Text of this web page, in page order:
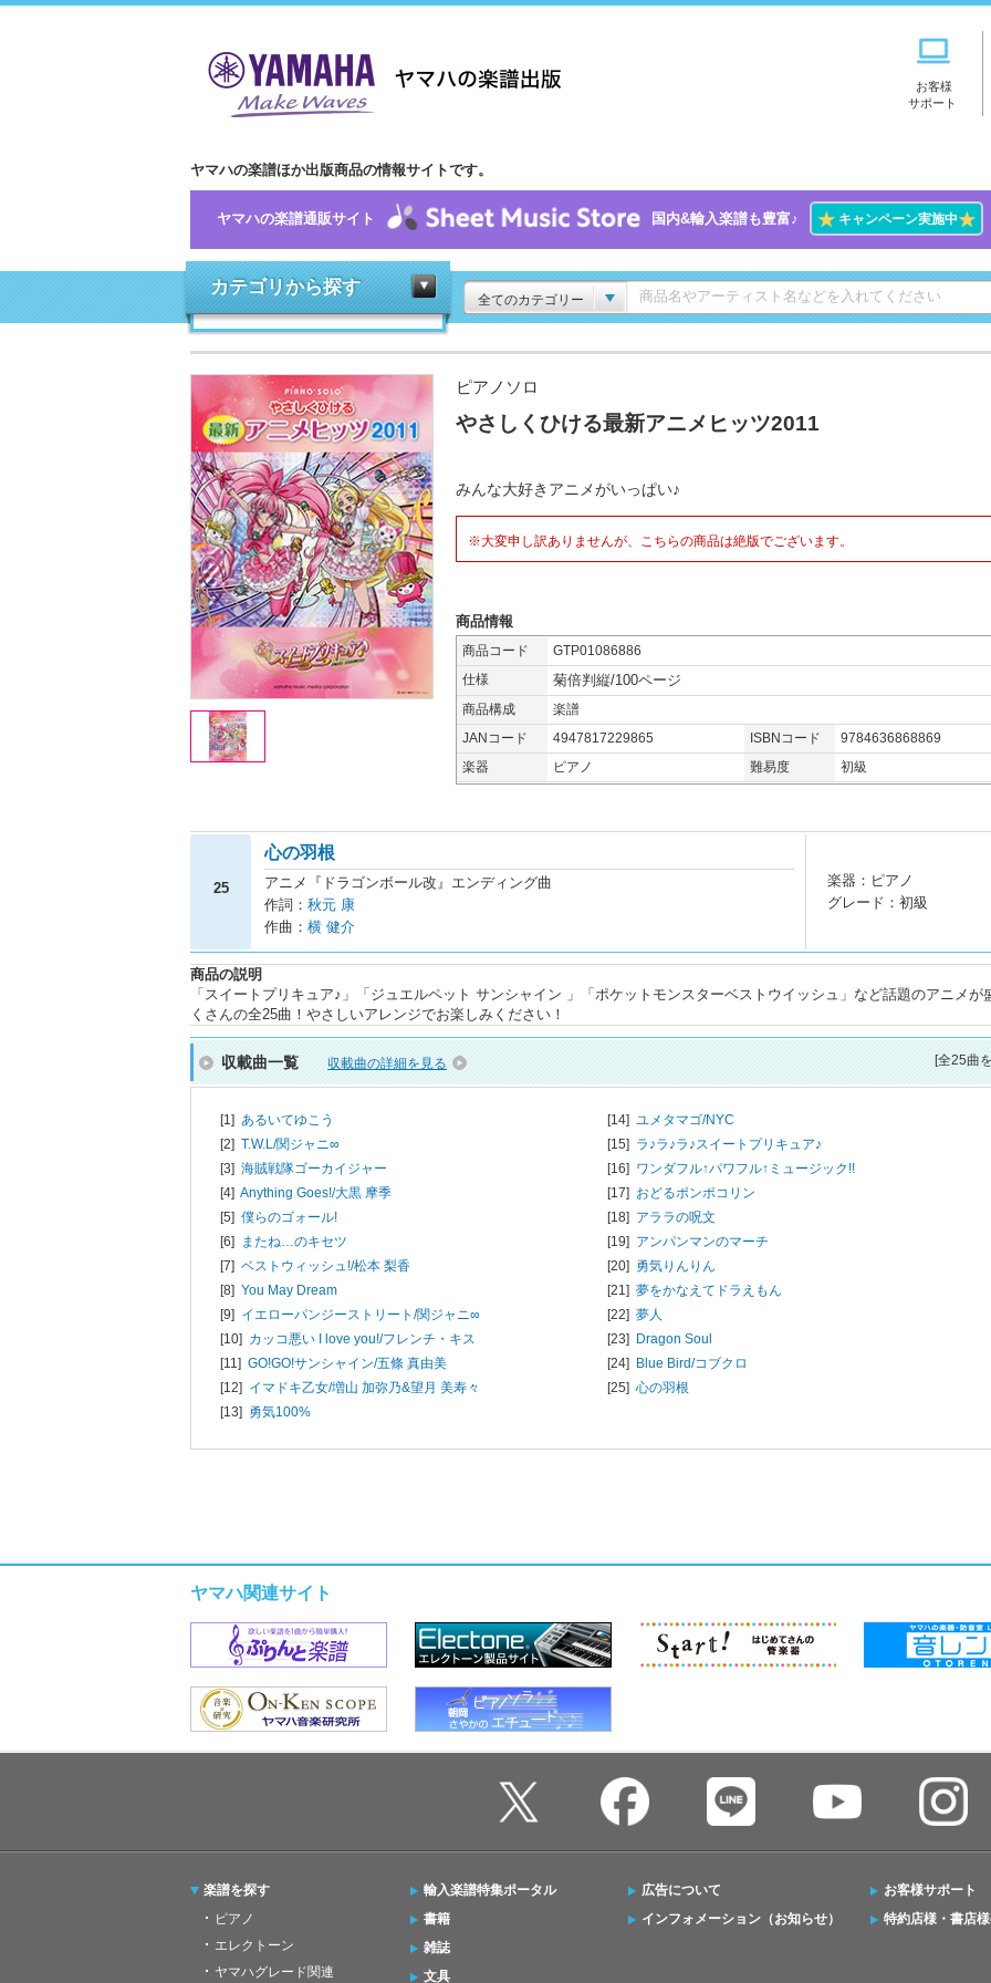
お客様
サポート
ヤマハの楽譜ほか出版商品の情報サイトです。
ヤマハの楽譜通販サイト 国内&輸入楽譜も豊富♪ ★キャンペーン実施中★
カテゴリから探す
全てのカテゴリー
ピアノソロ
やさしくひける最新アニメヒッツ2011
みんな大好きアニメがいっぱい♪
※大変申し訳ありませんが、こちらの商品は絶版でございます。
商品情報
商品コード
GTP01086886
仕様
菊倍判縦/100ページ
商品構成
楽譜
JANコード
4947817229865 ISBNコード
9784636868869
楽器
ピアノ 難易度 初級
25
心の羽根
アニメ『ドラゴンボール改』エンディング曲
作詞： 秋元 康
作曲： 横 健介
楽器：ピアノ
グレード：初級
商品の説明
「スイートプリキュア♪」「ジュエルペット サンシャイン 」「ポケットモンスターベストウイッシュ」など話題のアニメが
くさんの全25曲！やさしいアレンジでお楽しみください！
収載曲一覧 収載曲の詳細を見る [全25曲
[1] あるいてゆこう
[2] T.W.L/関ジャニ∞
[3] 海賊戦隊ゴーカイジャー
[4] Anything Goes!/大黒 摩季
[5] 僕らのゴォール!
[6] またね…のキセツ
[7] ベストウィッシュ!/松本 梨香
[8] You May Dream
[9] イエローパンジーストリート/関ジャニ∞
[10] カッコ悪い I love you!/フレンチ・キス
[11] GO!GO!サンシャイン/五條 真由美
[12] イマドキ乙女/増山 加弥乃&望月 美寿々
[13] 勇気100%
[14] ユメタマゴ/NYC
[15] ラ♪ラ♪ラ♪スイートプリキュア♪
[16] ワンダフル↑パワフル↑ミュージック!!
[17] おどるポンポコリン
[18] アララの呪文
[19] アンパンマンのマーチ
[20] 勇気りんりん
[21] 夢をかなえてドラえもん
[22] 夢人
[23] Dragon Soul
[24] Blue Bird/コブクロ
[25] 心の羽根
ヤマハ関連サイト
楽譜を探す
ピアノ
エレクトーン
ヤマハグレード関連
輸入楽譜特集ポータル
書籍
雑誌
文具
広告について
インフォメーション（お知らせ）
お客様サポート
特約店様・書店